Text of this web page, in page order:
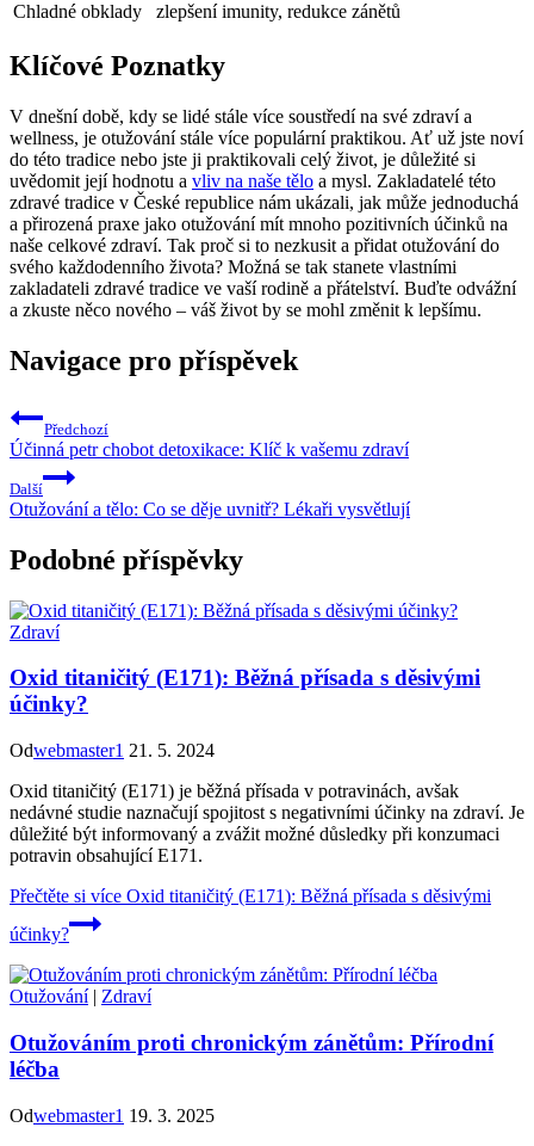
Chladné obklady zlepšení imunity, redukce zánětů
Klíčové Poznatky
V dnešní době, kdy se lidé stále více soustředí na své zdraví a
wellness, je otužování stále více populární praktikou. Ať už jste noví
do této tradice nebo jste ji praktikovali celý život, je důležité si
uvědomit její hodnotu a vliv na naše tělo a mysl. Zakladatelé této
zdravé tradice v České republice nám ukázali, jak může jednoduchá
a přirozená praxe jako otužování mít mnoho pozitivních účinků na
naše celkové zdraví. Tak proč si to nezkusit a přidat otužování do
svého každodenního života? Možná se tak stanete vlastními
zakladateli zdravé tradice ve vaší rodině a přátelství. Buďte odvážní
a zkuste něco nového – váš život by se mohl změnit k lepšímu.
Navigace pro příspěvek
Předchozí
Účinná petr chobot detoxikace: Klíč k vašemu zdraví
Další
Otužování a tělo: Co se děje uvnitř? Lékaři vysvětlují
Podobné příspěvky
Zdraví
Oxid titaničitý (E171): Běžná přísada s děsivými
účinky?
Odwebmaster1 21. 5. 2024
Oxid titaničitý (E171) je běžná přísada v potravinách, avšak
nedávné studie naznačují spojitost s negativními účinky na zdraví. Je
důležité být informovaný a zvážit možné důsledky při konzumaci
potravin obsahující E171.
Přečtěte si více Oxid titaničitý (E171): Běžná přísada s děsivými
účinky?
Otužování| Zdraví
Otužováním proti chronickým zánětům: Přírodní
léčba
Odwebmaster1 19. 3. 2025